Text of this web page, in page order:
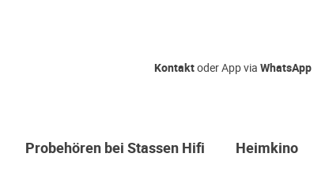
Kontaktoder App via WhatsApp
Probehören bei Stassen Hifi Heimkino